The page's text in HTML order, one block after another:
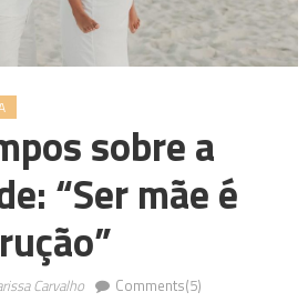
sobre a
“Ser mãe é
Carvalho Comments(5)